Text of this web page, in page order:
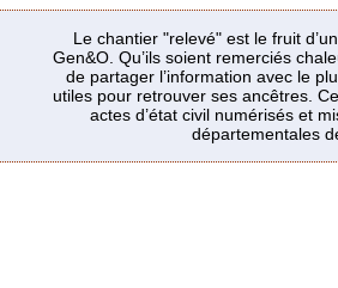
Le chantier "relevé" est le fruit
Gen&O. Qu’ils soient remerciés
de partager l’information avec le
utiles pour retrouver ses ancêtres.
actes d’état civil numérisés et
départementales